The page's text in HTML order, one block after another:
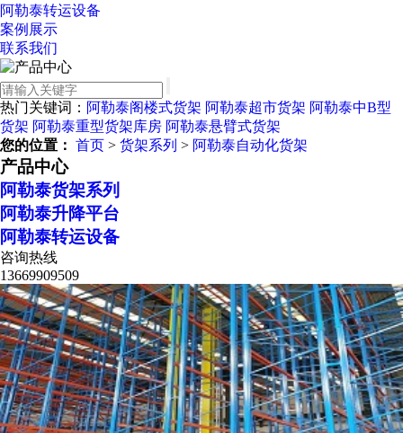
阿勒泰转运设备
案例展示
联系我们
热门关键词： 阿勒泰阁楼式货架 阿勒泰超市货架 阿勒泰中B型
货架 阿勒泰重型货架库房 阿勒泰悬臂式货架
您的位置： 首页 > 货架系列 > 阿勒泰自动化货架
产品中心
阿勒泰货架系列
阿勒泰升降平台
阿勒泰转运设备
咨询热线
13669909509